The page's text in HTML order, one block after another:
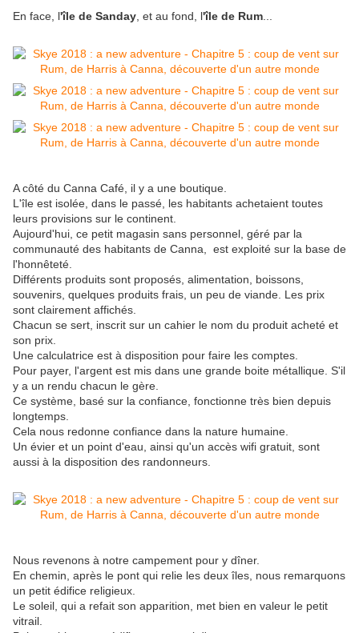
En face, l'île de Sanday , et au fond, l'île de Rum
A côté du Canna Café, il y a une boutique.
L'île est isolée, dans le passé, les habitants achetaient toutes
leurs provisions sur le continent.
Aujourd'hui, ce petit magasin sans personnel, géré par la
communauté des habitants de Canna, est exploité sur la base de
l'honnêteté.
Différents produits sont proposés, alimentation, boissons,
souvenirs, quelques produits frais, un peu de viande. Les prix
sont clairement affichés.
Chacun se sert, inscrit sur un cahier le nom du produit acheté et
son prix.
Une calculatrice est à disposition pour faire les comptes.
Pour payer, l'argent est mis dans une grande boite métallique. S'il
y a un rendu chacun le gère.
Ce système, basé sur la confiance, fonctionne très bien depuis
longtemps.
Cela nous redonne confiance dans la nature humaine.
Un évier et un point d'eau, ainsi qu'un accès wifi gratuit, sont
aussi à la disposition des randonneurs.
Nous revenons à notre campement pour y dîner.
En chemin, après le pont qui relie les deux îles, nous remarquons
un petit édifice religieux.
Le soleil, qui a refait son apparition, met bien en valeur le petit
vitrail.